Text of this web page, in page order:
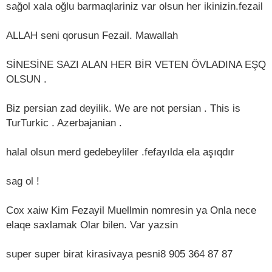
sağol xala oğlu barmaqlariniz var olsun her ikinizin.fezail
ALLAH seni qorusun Fezail. Mawallah
SİNESİNE SAZI ALAN HER BİR VETEN ÖVLADINA EŞQ
OLSUN .
Biz persian zad deyilik. We are not persian . This is
TurTurkic . Azerbajanian .
halal olsun merd gedebeyliler .fefayılda ela aşıqdır
sag ol !
Cox xaiw Kim Fezayil Muellmin nomresin ya Onla nece
elaqe saxlamak Olar bilen. Var yazsin
super super birat kirasivaya pesni8 905 364 87 87